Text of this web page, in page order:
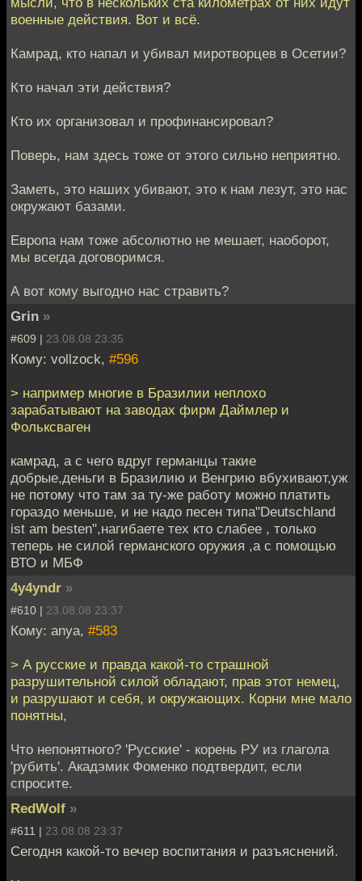
военные действия. Вот и всё.
Камрад, кто напал и убивал миротворцев в Осетии?
Кто начал эти действия?
Кто их организовал и профинансировал?
Поверь, нам здесь тоже от этого сильно неприятно.
Заметь, это наших убивают, это к нам лезут, это нас
окружают базами.
Европа нам тоже абсолютно не мешает, наоборот,
мы всегда договоримся.
А вот кому выгодно нас стравить?
Grin »
#609 | 23.08.08 23:35
Кому: vollzock, #596
> например многие в Бразилии неплохо
зарабатывают на заводах фирм Даймлер и
Фольксваген
камрад, а с чего вдруг германцы такие
добрые,деньги в Бразилию и Венгрию вбухивают,уж
не потому что там за ту-же работу можно платить
гораздо меньше, и не надо песен типа"Deutschland
ist am besten",нагибаете тех кто слабее , только
теперь не силой германского оружия ,а с помощью
ВТО и МБФ
4y4yndr »
#610 | 23.08.08 23:37
Кому: anya, #583
> А русские и правда какой-то страшной
разрушительной силой обладают, прав этот немец,
и разрушают и себя, и окружающих. Корни мне мало
понятны,
Что непонятного? 'Русские' - корень РУ из глагола
'рубить'. Акадэмик Фоменко подтвердит, если
спросите.
RedWolf »
#611 | 23.08.08 23:37
Сегодня какой-то вечер воспитания и разъяснений.